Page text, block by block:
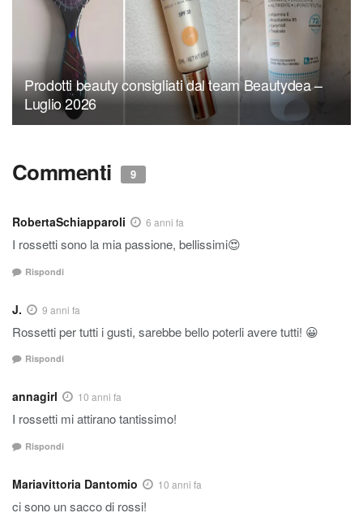
Prodotti beauty consigliati dal team Beautydea –
Luglio 2026
Commenti 9
RobertaSchiapparoli 6 anni fa
I rossetti sono la mia passione, bellissimi😍
Rispondi
J. 9 anni fa
Rossetti per tutti i gusti, sarebbe bello poterli avere tutti! 😀
Rispondi
annagirl 10 anni fa
I rossetti mi attirano tantissimo!
Rispondi
Mariavittoria Dantomio 10 anni fa
ci sono un sacco di rossi!